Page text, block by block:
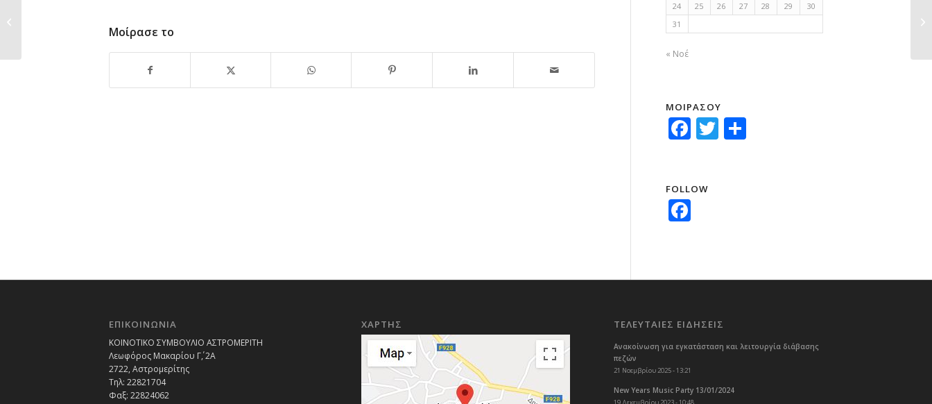
Μοίρασε το
24
25 26 27 28 29
30
31
« Νοέ
ΜΟΙΡΑΣΟΥ
Facebook
Twitter
Μοιραστείτε
FOLLOW
Facebook
ΕΠΙΚΟΙΝΩΝΙΑ
ΚΟΙΝΟΤΙΚΟ ΣΥΜΒΟΥΛΙΟ ΑΣΤΡΟΜΕΡΙΤΗ
Λεωφόρος Μακαρίου Γ΄, 2Α
2722, Αστρομερίτης
Τηλ: 22821704
Φαξ: 22824062
ΧΑΡΤΗΣ ΤΕΛΕΥΤΑΙΕΣ ΕΙΔΗΣΕΙΣ
Ανακοίνωση για εγκατάσταση και λειτουργία διάβασης
πεζών
21 Νοεμβρίου 2025 - 13:21
New Years Music Party 13/01/2024